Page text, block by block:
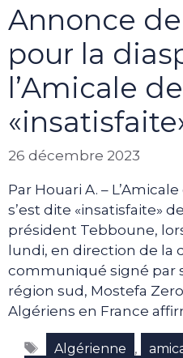
Annonce
pour la
l’Amicale
26 décembre 2023
Par Houari A. –
s’est dite «insatisfaite»
président Tebboune,
lundi, en direction de la
communiqué signé par
région sud, Mostefa
Algériens en France
Étiquettes
Algérienne ,